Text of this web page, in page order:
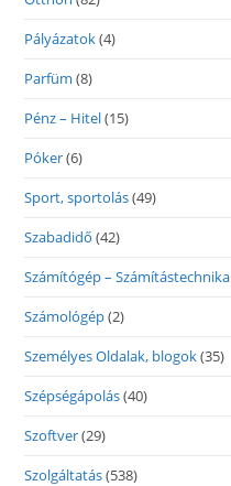
Pályázatok(4)
Parfüm (8)
Pénz – Hitel(15)
Póker(6)
Sport, sportolás(49)
Szabadidő (42)
Számítógép – Számítástechnika
Számológép(2)
Személyes Oldalak, blogok(35)
Szépségápolás(40)
Szoftver(29)
Szolgáltatás(538)